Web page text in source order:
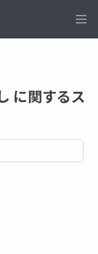
に関するス